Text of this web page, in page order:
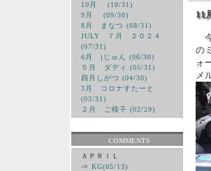
10月 (10/31)
9月 (09/30)
8月 まなつ (08/31)
JULY ７月 ２０２４
(07/31)
6月 jじゅん (06/30)
５月 ダディ (05/31)
四月しがつ (04/30)
3月 コロナすたーと
(03/31)
２月 ご様子 (02/29)
COMMENTS
ＡＰＲＩＬ
⇒ KG(05/13)
11
の
ォ
メ